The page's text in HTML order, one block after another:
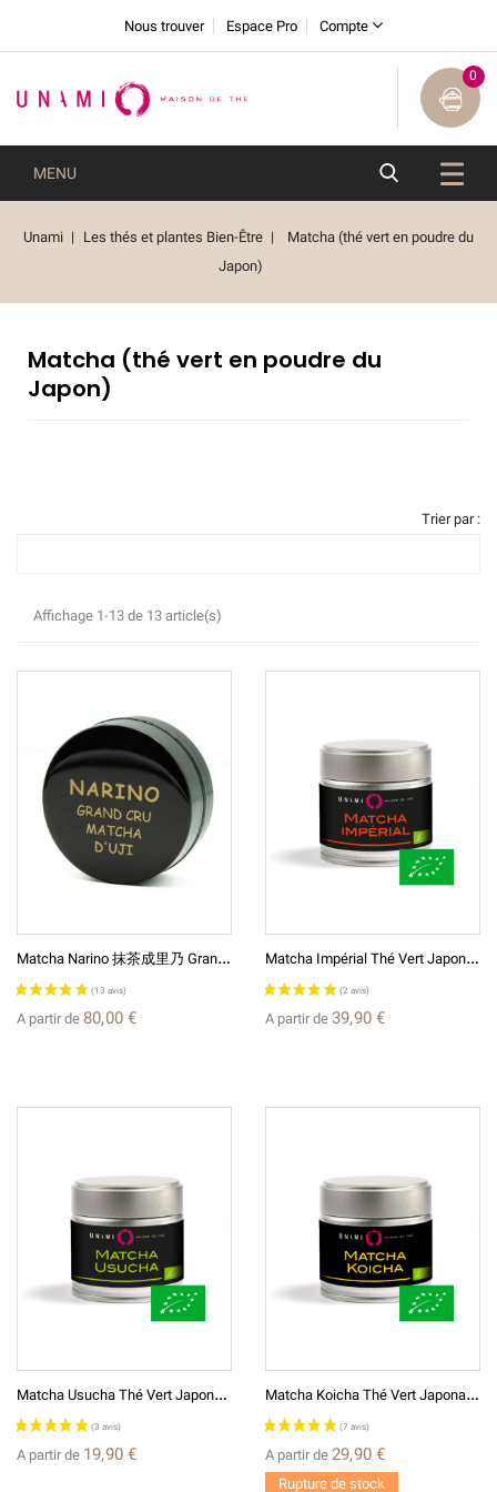
Nous trouver Espace Pro Compte
0
MENU
Unami Les thés et plantes Bien-Être
Matcha (thé vert en poudre du
Japon)
Matcha (thé vert en poudre du
Japon)
Trier par :
Affichage 1-13 de 13 article(s)
M
Atcha Narino 抹茶成里乃 Grand Cru Thé Vert Japonais Broyé En Poudre
A partir de 80,00 €
M
Atcha Impérial Thé Vert Japonais Broyé En Poudre BIO* 抹茶（丈山の白）
A partir de 39,90 €
M
Atcha Usucha Thé Vert Japonais Broyé En Poudre BIO* 抹茶（丈山の白）
A partir de 19,90 €
M
Atcha Koicha Thé Vert Japonais BIO* Broyé En Poudre 濃茶 抹茶
A partir de 29,90 €
Rupture de stock